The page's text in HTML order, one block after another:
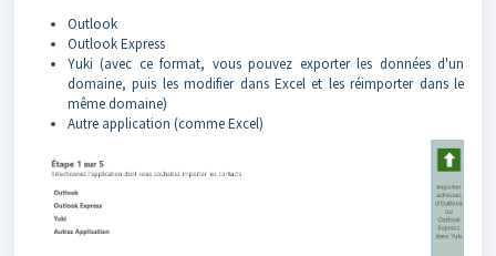
Outlook
Outlook Express
Yuki (avec ce format, vous pouvez exporter les données d'un
domaine, puis les modifier dans Excel et les réimporter dans le
même domaine)
Autre application (comme Excel)